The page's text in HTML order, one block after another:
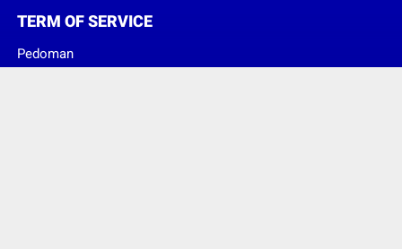
TERM OF SERVICE
Pedoman